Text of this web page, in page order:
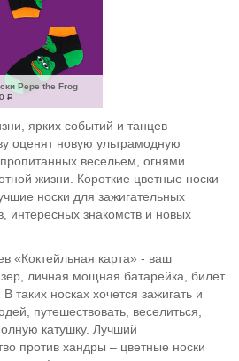
Pepe the Frog
Р
ярких событий и танцев
оценят новую ультрамодную
весельем, огнями
жизни. Короткие цветные носки
носки для зажигательных
интересных знакомств и новых
«Коктейльная карта» - ваш
личная мощная батарейка, билет
таких носках хочется зажигать и
путешествовать, веселиться,
катушку. Лучший
против хандры – цветные носки